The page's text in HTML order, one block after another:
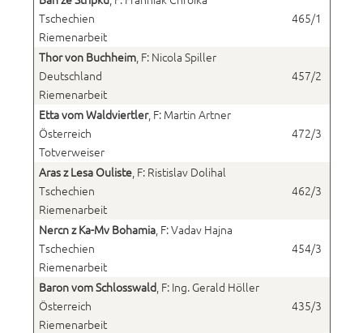
Tschechien
Riemenarbeit
465/1
Thor von Buchheim, F: Nicola Spiller
Deutschland
Riemenarbeit
457/2
Etta vom Waldviertler, F: Martin Artner
Österreich
Totverweiser
472/3
Aras z Lesa Ouliste, F: Ristislav Dolihal
Tschechien
Riemenarbeit
462/3
Nercn z Ka-Mv Bohamia, F: Vadav Hajna
Tschechien
Riemenarbeit
454/3
Baron vom Schlosswald, F: Ing. Gerald Höller
Österreich
Riemenarbeit
435/3